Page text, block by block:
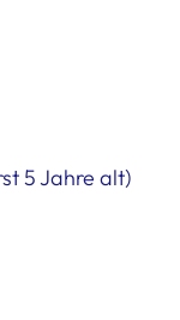
5 Jahre alt)